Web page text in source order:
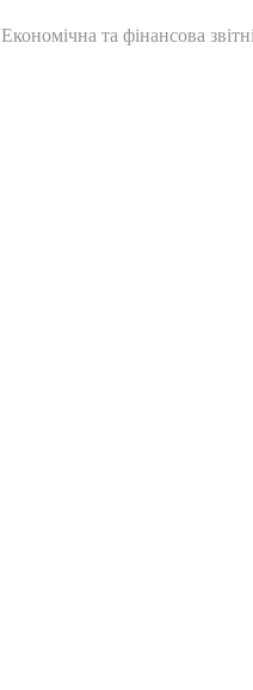
Економічна та фінансова